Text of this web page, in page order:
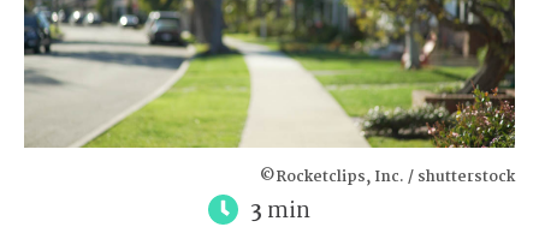
©Rocketclips, Inc. / shutterstock
3 min